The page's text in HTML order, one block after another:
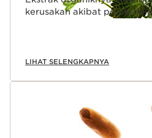
kerusakan akibat polusi
LIHAT SELENGKAPNYA